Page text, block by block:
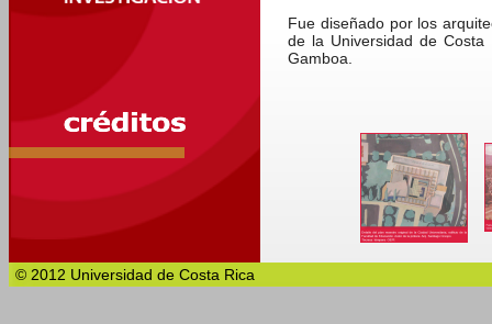
Fue diseñado por los
de la Universidad de
Gamboa.
© 2012 Universidad de Costa Rica